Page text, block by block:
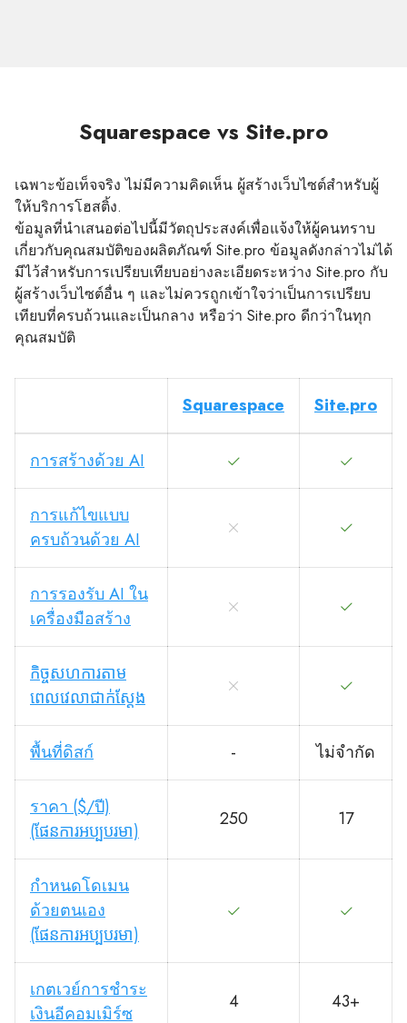
Squarespace vs Site.pro
เฉพาะข้อเท็จจริง ไม่มีความคิดเห็น ผู้สร้างเว็บไซต์สำหรับผู้
ให้บริการโฮสติ้ง.
ข้อมูลที่นำเสนอต่อไปนี้มีวัตถุประสงค์เพื่อแจ้งให้ผู้คนทราบ
เกี่ยวกับคุณสมบัติของผลิตภัณฑ์ Site.pro ข้อมูลดังกล่าวไม่ได้
มีไว้สำหรับการเปรียบเทียบอย่างละเอียดระหว่าง Site.pro กับ
ผู้สร้างเว็บไซต์อื่น ๆ และไม่ควรถูกเข้าใจว่าเป็นการเปรียบ
เทียบที่ครบถ้วนและเป็นกลาง หรือว่า Site.pro ดีกว่าในทุก
คุณสมบัติ
Squarespace Site.pro
การสร้างด้วย AI
การแก้ไขแบบ
ครบถ้วนด้วย AI
การรองรับ AI ใน
เครื่องมือสร้าง
កិច្ចសហការតាម
ពេលវេលាជាក់ស្តែង
พื้นที่ดิสก์ - ไม่จำกัด
ราคา ($/ปี)
(ផែនការអប្បបរមា)
250 17
กำหนดโดเมน
ด้วยตนเอง
(ផែនការអប្បបរមា)
เกตเวย์การชำระ
เงินอีคอมเมิร์ซ
4 43+